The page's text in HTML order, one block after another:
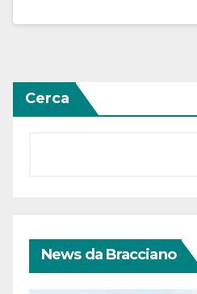
Cerca
News da Bracciano